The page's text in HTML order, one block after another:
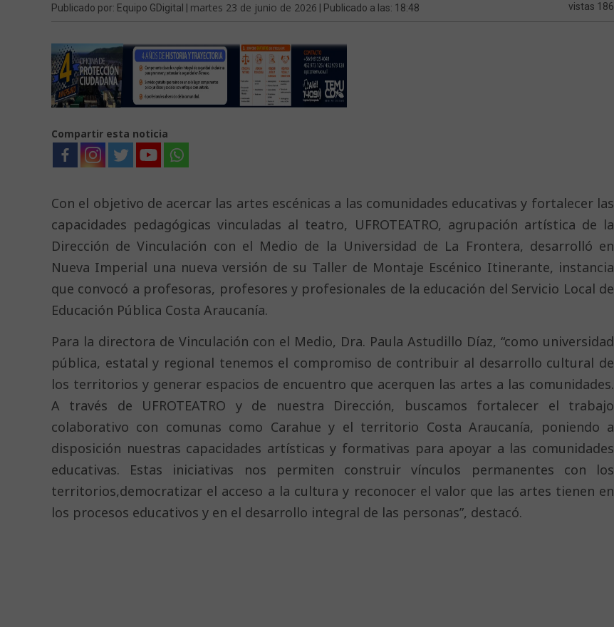
Publicado por: Equipo GDigital | martes 23 de junio de 2026 | Publicado a las: 18:48 vistas 186
Compartir esta noticia
Con el objetivo de acercar las artes escénicas a las comunidades educativas y fortalecer las
capacidades pedagógicas vinculadas al teatro, UFROTEATRO, agrupación artística de la
Dirección de Vinculación con el Medio de la Universidad de La Frontera, desarrolló en
Nueva Imperial una nueva versión de su Taller de Montaje Escénico Itinerante, instancia
que convocó a profesoras, profesores y profesionales de la educación del Servicio Local de
Educación Pública Costa Araucanía.
Para la directora de Vinculación con el Medio, Dra. Paula Astudillo Díaz, “como universidad
pública, estatal y regional tenemos el compromiso de contribuir al desarrollo cultural de
los territorios y generar espacios de encuentro que acerquen las artes a las comunidades.
A través de UFROTEATRO y de nuestra Dirección, buscamos fortalecer el trabajo
colaborativo con comunas como Carahue y el territorio Costa Araucanía, poniendo a
disposición nuestras capacidades artísticas y formativas para apoyar a las comunidades
educativas. Estas iniciativas nos permiten construir vínculos permanentes con los
territorios,democratizar el acceso a la cultura y reconocer el valor que las artes tienen en
los procesos educativos y en el desarrollo integral de las personas”, destacó.